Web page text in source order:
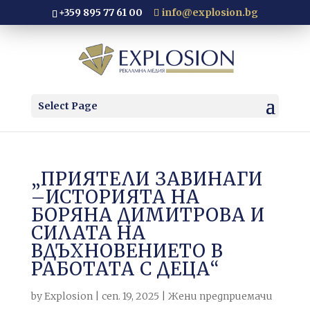
+359 895 77 61 00 info@explosion.bg
Select Page
„ПРИЯТЕЛИ ЗАВИНАГИ
–ИСТОРИЯТА НА
БОРЯНА ДИМИТРОВА И
СИЛАТА НА
ВДЪХНОВЕНИЕТО В
РАБОТАТА С ДЕЦА“
byExplosion| сеп. 19, 2025
Жени предприемачи